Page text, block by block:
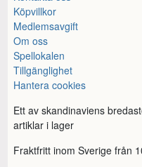
Köpvillkor
Medlemsavgift
Om oss
Spellokalen
Tillgänglighet
Hantera cookies
Ett av skandinaviens
artiklar i lager
Fraktfritt inom Sverige från